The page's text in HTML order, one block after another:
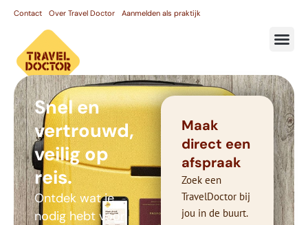
Contact Over Travel Doctor Aanmelden als praktijk
Snel en
vertrouwd,
veilig op
reis.
Ontdek wat je
nodig hebt voor
Maak
direct een
afspraak
Zoek een
TravelDoctor bij
jou in de buurt.